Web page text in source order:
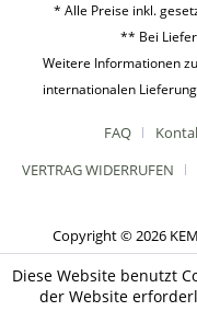
* Alle Preise inkl.
** Bei
Weitere Informationen
internationalen
FAQ
VERTRAG WIDERRUFEN
Copyright © 2026
Diese Website benutzt
der Website